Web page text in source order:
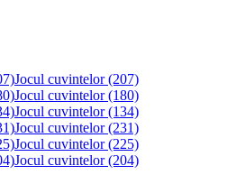
Jocul cuvintelor (207)
Jocul cuvintelor (180)
Jocul cuvintelor (134)
Jocul cuvintelor (231)
Jocul cuvintelor (225)
Jocul cuvintelor (204)